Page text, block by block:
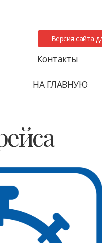
Версия сайта
Контакты
НА ГЛАВНУЮ